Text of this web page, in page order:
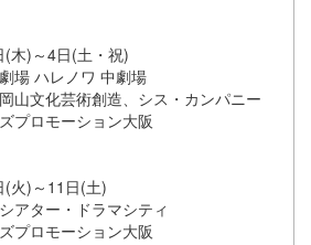
木)～4日(土・祝)
場 ハレノワ 中劇場
山文化芸術創造、シス・カンパニー
プロモーション大阪
火)～11日(土)
アター・ドラマシティ
プロモーション大阪